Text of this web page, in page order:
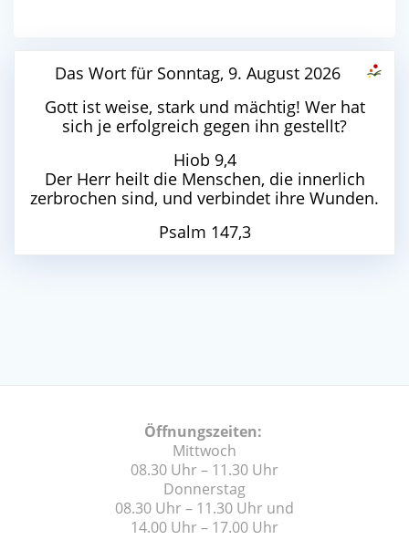
Das Wort für Sonntag, 9. August 2026
Gott ist weise, stark und mächtig! Wer hat
sich je erfolgreich gegen ihn gestellt?
Hiob 9,4
Der Herr heilt die Menschen, die innerlich
zerbrochen sind, und verbindet ihre Wunden.
Psalm 147,3
Öffnungszeiten:
Mittwoch
08.30 Uhr – 11.30 Uhr
Donnerstag
08.30 Uhr – 11.30 Uhr und
14.00 Uhr – 17.00 Uhr